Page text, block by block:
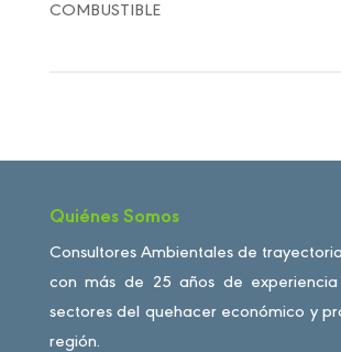
COMBUSTIBLE
Quiénes Somos
Consultores Ambientales de
con más de 25 años de
sectores del quehacer económico y
región.